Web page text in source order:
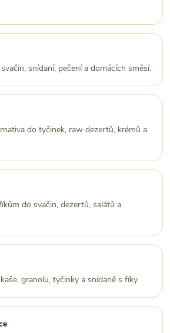
snídaní, pečení a domácích směsí.
do tyčinek, raw dezertů, krémů a
do svačin, dezertů, salátů a
granolu, tyčinky a snídaně s fíky.